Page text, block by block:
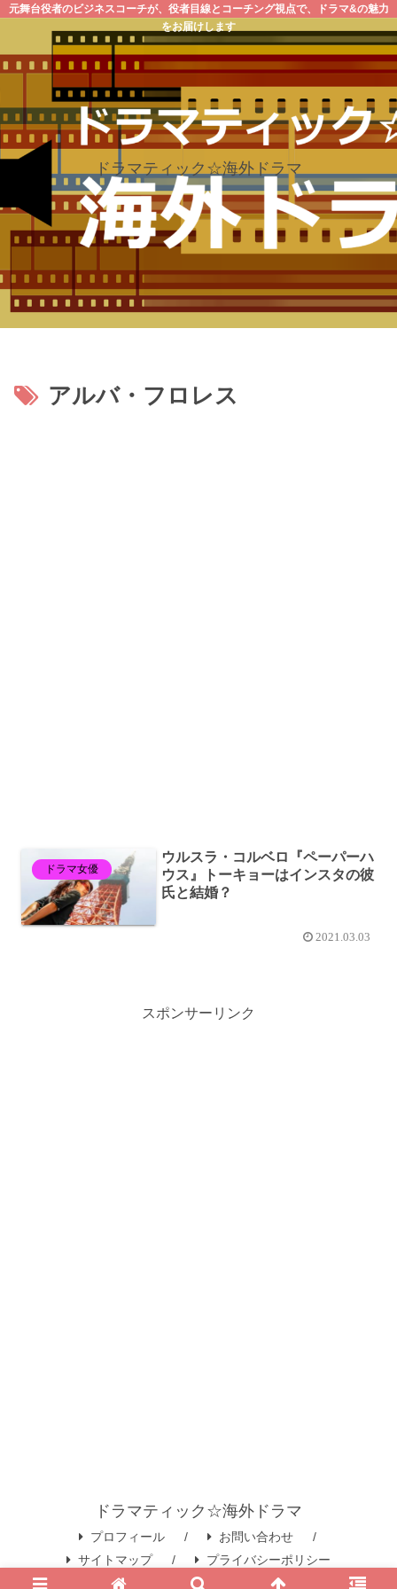
元舞台役者のビジネスコーチが、役者目線とコーチング視点で、ドラマ&の魅力
をお届けします
ドラマティック☆海外ドラマ
アルバ・フロレス
ドラマ女優
ウルスラ・コルベロ『ペーパーハ
ウス』トーキョーはインスタの彼
氏と結婚？
2021.03.03
スポンサーリンク
ドラマティック☆海外ドラマ
プロフィール
お問い合わせ
サイトマップ
プライバシーポリシー